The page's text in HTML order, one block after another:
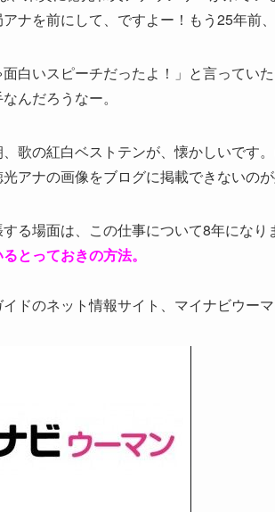
ナを前にして、ですよー！もう25年前、
白いスピーチだったよ！」と言っていた
んだろうなー。
歌の紅白ベストテンが、懐かしいです
アナの画像をブログに掲載できないのが
る場面は、この仕事について8年になり
とっておきの方法。
ドのネット情報サイト、マイナビウーマ